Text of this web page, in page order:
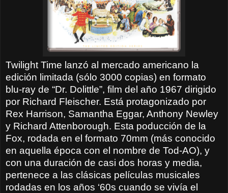
Twilight Time lanzó al mercado americano la
edición limitada (sólo 3000 copias) en formato
blu-ray de “Dr. Dolittle”, film del año 1967 dirigido
por Richard Fleischer. Está protagonizado por
Rex Harrison, Samantha Eggar, Anthony Newley
y Richard Attenborough. Esta poducción de la
Fox, rodada en el formato 70mm (más conocido
en aquella época con el nombre de Tod-AO), y
con una duración de casi dos horas y media,
pertenece a las clásicas películas musicales
rodadas en los años ‘60s cuando se vivía el